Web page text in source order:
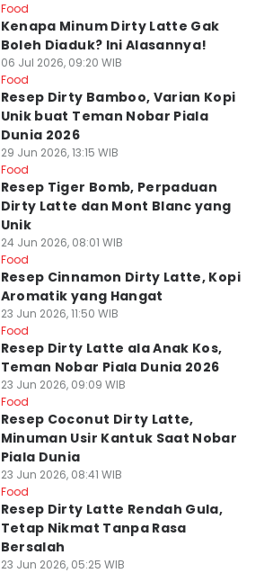
Food
Kenapa Minum Dirty Latte Gak
Boleh Diaduk? Ini Alasannya!
06 Jul 2026, 09:20 WIB
Food
Resep Dirty Bamboo, Varian Kopi
Unik buat Teman Nobar Piala
Dunia 2026
29 Jun 2026, 13:15 WIB
Food
Resep Tiger Bomb, Perpaduan
Dirty Latte dan Mont Blanc yang
Unik
24 Jun 2026, 08:01 WIB
Food
Resep Cinnamon Dirty Latte, Kopi
Aromatik yang Hangat
23 Jun 2026, 11:50 WIB
Food
Resep Dirty Latte ala Anak Kos,
Teman Nobar Piala Dunia 2026
23 Jun 2026, 09:09 WIB
Food
Resep Coconut Dirty Latte,
Minuman Usir Kantuk Saat Nobar
Piala Dunia
23 Jun 2026, 08:41 WIB
Food
Resep Dirty Latte Rendah Gula,
Tetap Nikmat Tanpa Rasa
Bersalah
23 Jun 2026, 05:25 WIB